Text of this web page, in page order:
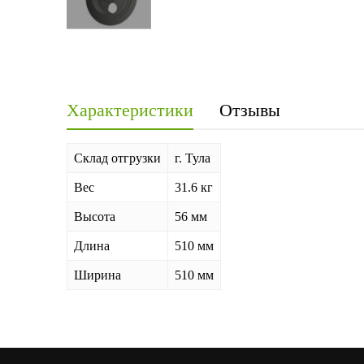
Характеристики Отзывы
Склад отгрузки г. Тула
Вес 31.6 кг
Высота 56 мм
Длина 510 мм
Ширина 510 мм